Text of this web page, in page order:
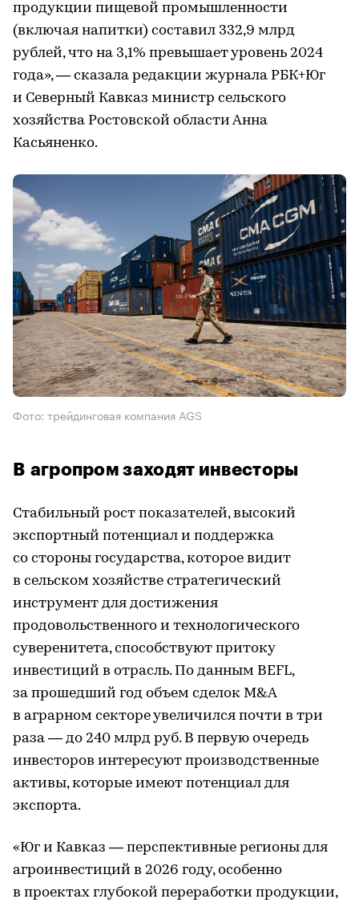
продукции пищевой промышленности
(включая напитки) составил 332,9 млрд
рублей, что на 3,1% превышает уровень 2024
года», — сказала редакции журнала РБК+Юг
и Северный Кавказ министр сельского
хозяйства Ростовской области Анна
Касьяненко.
Фото: трейдинговая компания AGS
В агропром заходят инвесторы
Стабильный рост показателей, высокий
экспортный потенциал и поддержка
со стороны государства, которое видит
в сельском хозяйстве стратегический
инструмент для достижения
продовольственного и технологического
суверенитета, способствуют притоку
инвестиций в отрасль. По данным BEFL,
за прошедший год объем сделок M&A
в аграрном секторе увеличился почти в три
раза — до 240 млрд руб. В первую очередь
инвесторов интересуют производственные
активы, которые имеют потенциал для
экспорта.
«Юг и Кавказ — перспективные регионы для
агроинвестиций в 2026 году, особенно
в проектах глубокой переработки продукции,